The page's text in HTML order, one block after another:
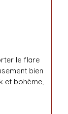
le flare
bien
et bohème,